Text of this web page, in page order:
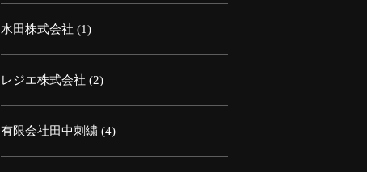
水田株式会社 (1)
レジエ株式会社 (2)
有限会社田中刺繍 (4)